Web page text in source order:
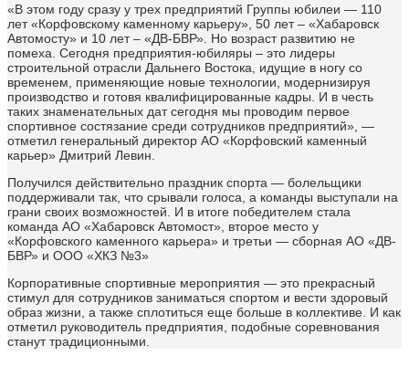
«В этом году сразу у трех предприятий Группы юбилеи — 110
лет «Корфовскому каменному карьеру», 50 лет – «Хабаровск
Автомосту» и 10 лет – «ДВ-БВР». Но возраст развитию не
помеха. Сегодня предприятия-юбиляры – это лидеры
строительной отрасли Дальнего Востока, идущие в ногу со
временем, применяющие новые технологии, модернизируя
производство и готовя квалифицированные кадры. И в честь
таких знаменательных дат сегодня мы проводим первое
спортивное состязание среди сотрудников предприятий», —
отметил генеральный директор АО «Корфовский каменный
карьер» Дмитрий Левин.
Получился действительно праздник спорта — болельщики
поддерживали так, что срывали голоса, а команды выступали на
грани своих возможностей. И в итоге победителем стала
команда АО «Хабаровск Автомост», второе место у
«Корфовского каменного карьера» и третьи — сборная АО «ДВ-
БВР» и ООО «ХКЗ №3»
Корпоративные спортивные мероприятия — это прекрасный
стимул для сотрудников заниматься спортом и вести здоровый
образ жизни, а также сплотиться еще больше в коллективе. И как
отметил руководитель предприятия, подобные соревнования
станут традиционными.